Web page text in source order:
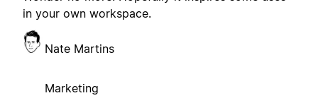
in your own workspace.
Nate Martins
Marketing